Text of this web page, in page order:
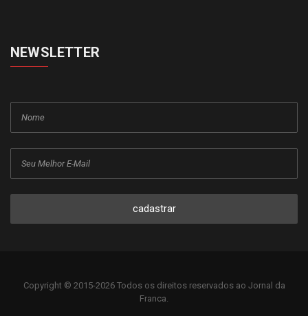
NEWSLETTER
cadastrar
Copyright © 2015-2026 Todos os direitos reservados ao Jornal da
Franca.